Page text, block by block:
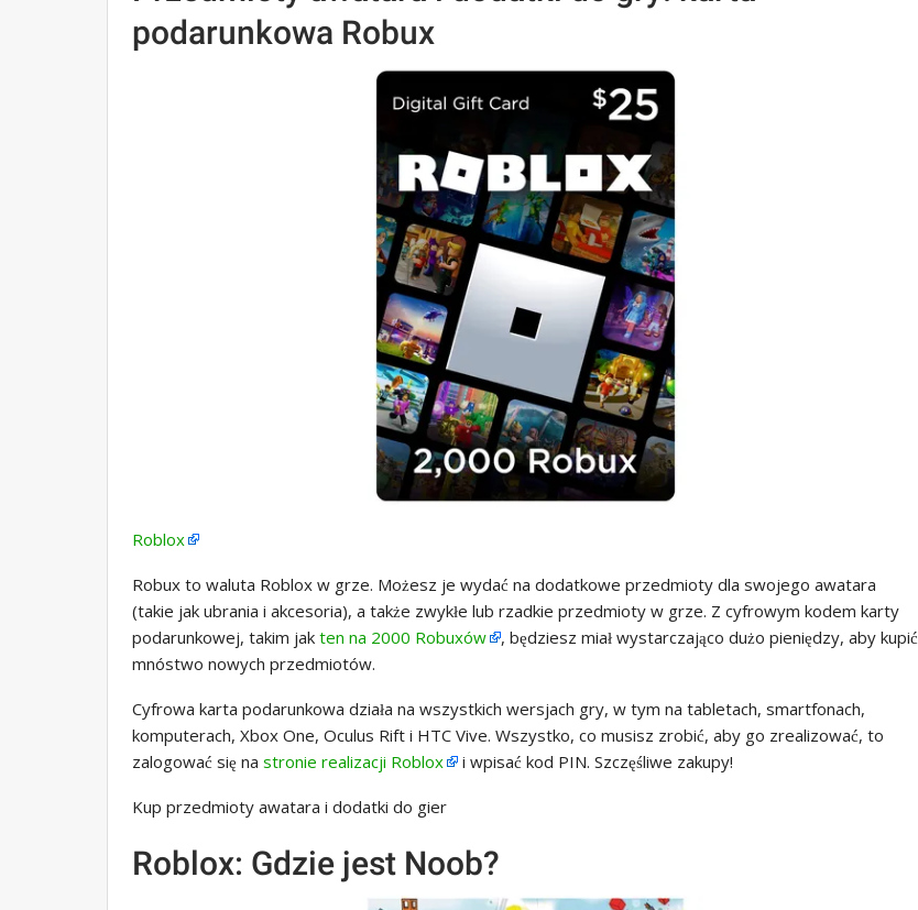
podarunkowa Robux
Roblox
Robux to waluta Roblox w grze. Możesz je wydać na dodatkowe przedmioty dla swojego awatara
(takie jak ubrania i akcesoria), a także zwykłe lub rzadkie przedmioty w grze. Z cyfrowym kodem karty
podarunkowej, takim jak ten na 2000 Robuxów
, będziesz miał wystarczająco dużo pieniędzy, aby kupić
mnóstwo nowych przedmiotów.
Cyfrowa karta podarunkowa działa na wszystkich wersjach gry, w tym na tabletach, smartfonach,
komputerach, Xbox One, Oculus Rift i HTC Vive. Wszystko, co musisz zrobić, aby go zrealizować, to
zalogować się na stronie realizacji Roblox i wpisać kod PIN. Szczęśliwe zakupy!
Kup przedmioty awatara i dodatki do gier
Roblox: Gdzie jest Noob?